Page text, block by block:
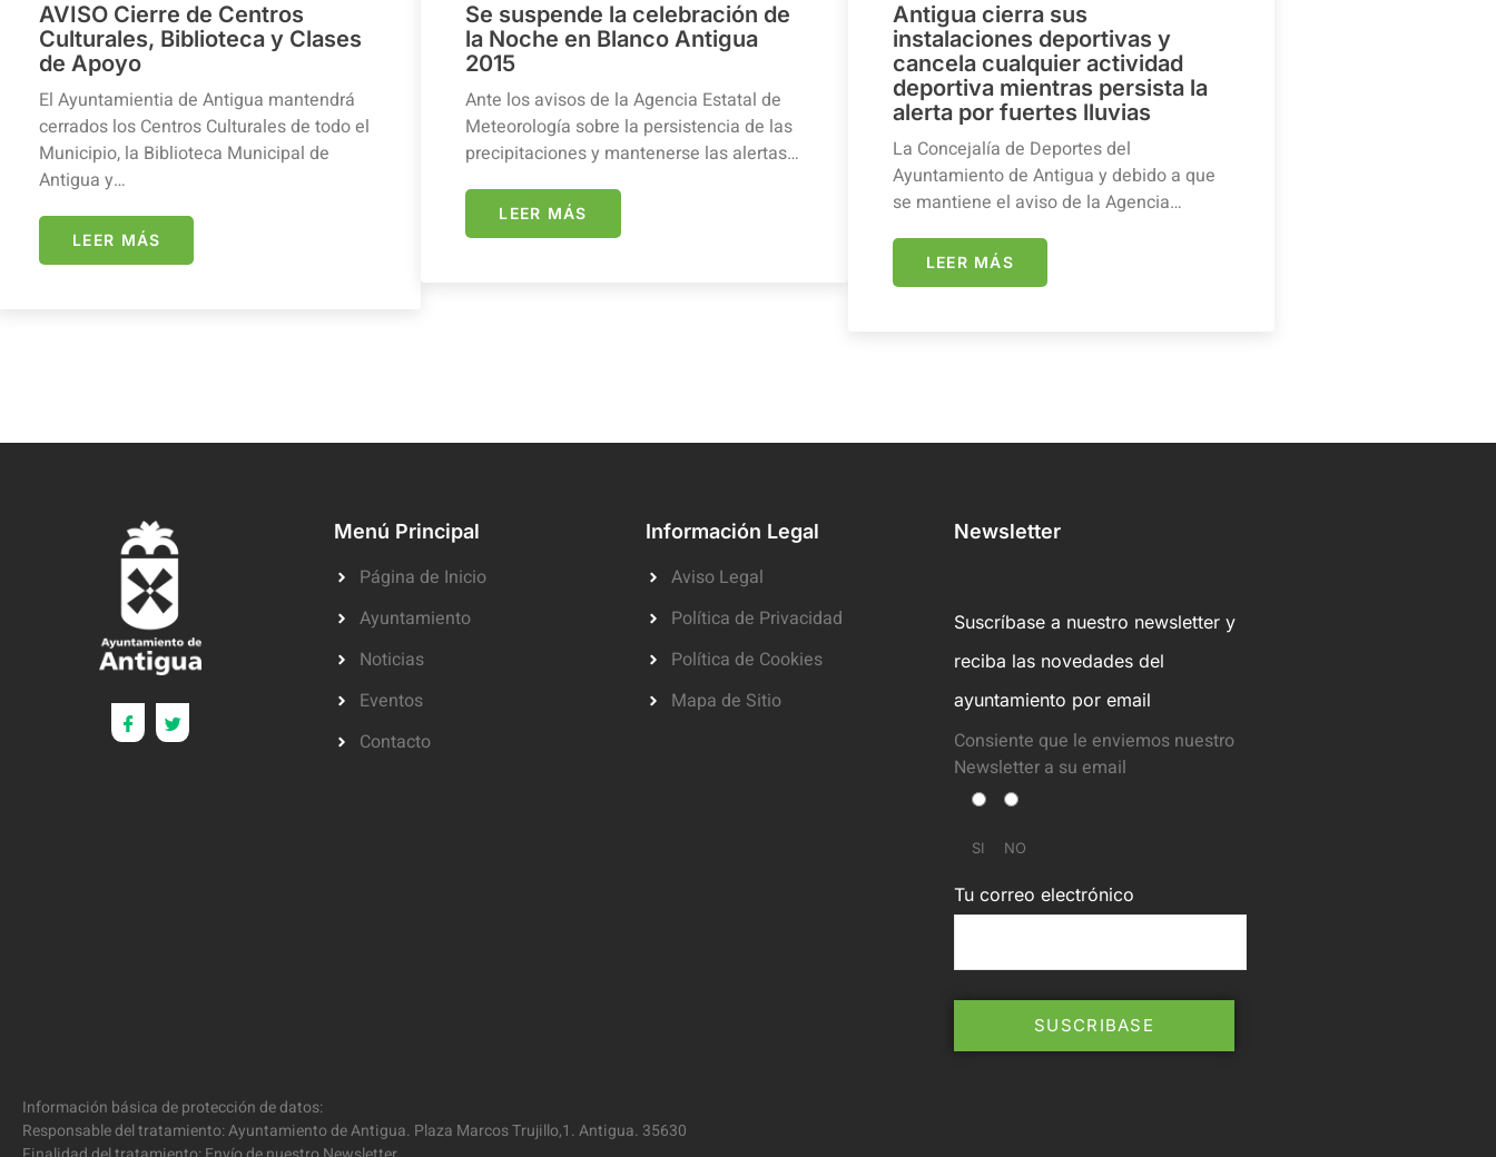
AVISO Cierre de Centros
Culturales, Biblioteca y Clases
de Apoyo
El Ayuntamientia de Antigua mantendrá
cerrados los Centros Culturales de todo el
Municipio, la Biblioteca Municipal de
Antigua y…
LEER MÁS
Se suspende la celebración de
la Noche en Blanco Antigua
2015
Ante los avisos de la Agencia Estatal de
Meteorología sobre la persistencia de las
precipitaciones y mantenerse las alertas…
LEER MÁS
Antigua cierra sus
instalaciones deportivas y
cancela cualquier actividad
deportiva mientras persista la
alerta por fuertes lluvias
La Concejalía de Deportes del
Ayuntamiento de Antigua y debido a que
se mantiene el aviso de la Agencia…
LEER MÁS
Menú Principal
Página de Inicio
Ayuntamiento
Noticias
Eventos
Contacto
Información Legal
Aviso Legal
Política de Privacidad
Política de Cookies
Mapa de Sitio
Newsletter
Suscríbase a nuestro newsletter y
reciba las novedades del
ayuntamiento por email
Consiente que le enviemos nuestro
Newsletter a su email
SI NO
Tu correo electrónico
Información básica de protección de datos:
Responsable del tratamiento: Ayuntamiento de Antigua. Plaza Marcos Trujillo,1. Antigua. 35630